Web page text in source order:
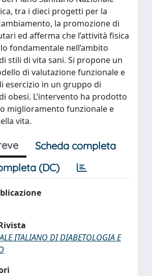
tra i dieci progetti per la
la promozione di
ed afferma che l’attività fisica
fondamentale nell’ambito
stili di vita sani. Si propone un
di valutazione funzionale e
esercizio in un gruppo di
obesi. L’intervento ha prodotto
miglioramento funzionale e
vita.
Scheda completa
(DC)
ITALIANO DI DIABETOLOGIA E